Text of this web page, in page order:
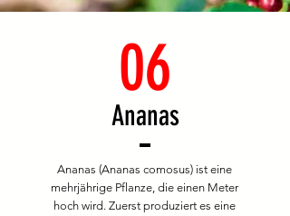
06
Ananas
Ananas (Ananas comosus) ist eine
mehrjährige Pflanze, die einen Meter
hoch wird. Zuerst produziert es eine